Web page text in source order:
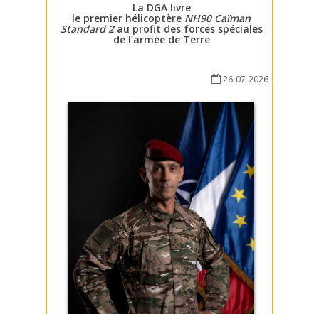
La DGA livre
le premier hélicoptère NH90 Caïman
Standard 2au profit des forces spéciales
de l’armée de Terre
26-07-2026